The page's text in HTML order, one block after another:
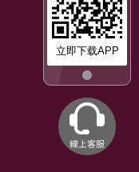
立即下载APP